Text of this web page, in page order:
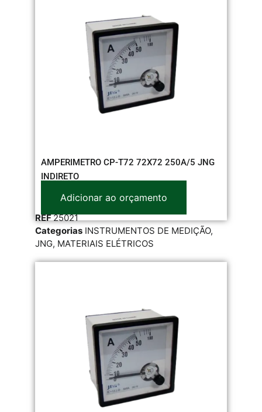
AMPERIMETRO CP-T72 72X72 250A/5 JNG
INDIRETO
Adicionar ao orçamento
REF25021
Categorias INSTRUMENTOS DE MEDIÇÃO,
JNG, MATERIAIS ELÉTRICOS